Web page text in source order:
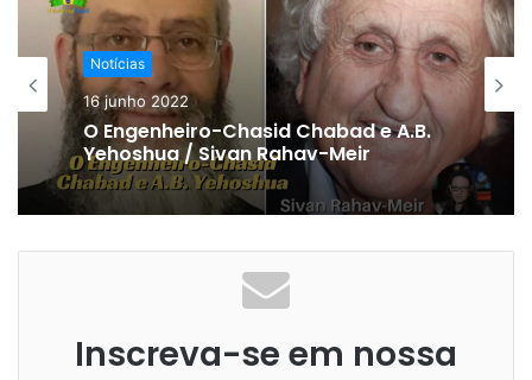
Notícias
16 junho 2022
O Engenheiro-Chasid Chabad e A.B.
Yehoshua / Sivan Rahav-Meir
Inscreva-se em nossa